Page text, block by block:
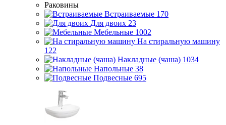
Раковины
Встраиваемые 170
Для двоих 23
Мебельные 1002
На стиральную машину
122
Накладные (чаша) 1034
Напольные 38
Подвесные 695